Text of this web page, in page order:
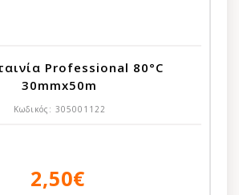
Professional 80°C
30mmx50m
Κωδικός: 305001122
2,50€